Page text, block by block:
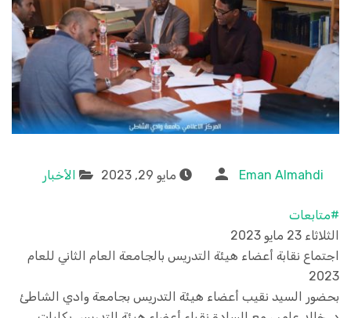
Eman Almahdi مايو 29, 2023 الأخبار
#متابعات
الثلاثاء 23 مايو 2023
اجتماع نقابة أعضاء هيئة التدريس بالجامعة العام الثاني للعام
2023
بحضور السيد نقيب أعضاء هيئة التدريس بجامعة وادي الشاطئ